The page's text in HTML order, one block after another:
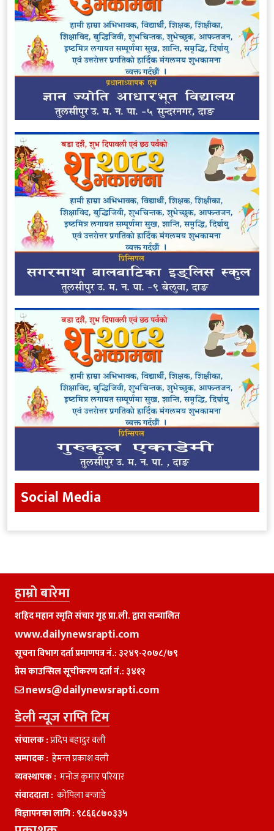
Social Media
हाम्राे बारेमा
शहिद महान स्मृति संचार गृह प्रा.ली. द्वारा सन्चालित
www.dailynewsrapti.com
सूचना विभाग दर्ता प्रमाणपत्र नं.: ३२४९-२०७८/७९
प्रेस काउन्सिल सूचीकरण दर्ता नं.: ३४१२
news@dailynewsrapti.com
डेली न्यूज राप्ति टिम
संचालक :प्रदिप बहादुर वली
सम्पादक : हेमन्त प्रकाश वली
व्यवस्थापक : मनाेज कुमार परियार
संवाददाता : काेपिला बन्जाडे
विज्ञापनका लागि : ९८६६८७०३३५